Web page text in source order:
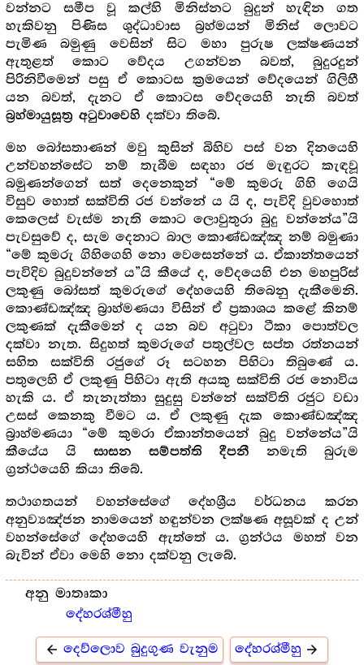
වන්නට සමීප වූ කල්හි මිනිස්නට බුදුන් හැඳින ගත
හැකිවනු පිණිස ශුද්ධාවාස බ්‍රහ්මයන් මිනිස් ලොවට
පැමිණ බමුණු වෙසින් සිට මහා පුරුෂ ලක්ෂණයන්
ඇතුළත් කොට වේදය උගන්වන බවත්, බුදුරදුන්
පිරිනිවීමෙන් පසු ඒ කොටස ක්‍රමයෙන් වේදයෙන් ගිලිහී
යන බවත්, දැනට ඒ කොටස වේදයෙහි නැති බවත්
බ්‍රහ්මායුසූත්‍ර අටුවාවෙහි දක්වා තිබේ.
මහ බෝසතාණන් මවු කුසින් බිහිව පස් වන දිනයෙහි
උන්වහන්සේට නම් තැබීම සඳහා රජ මැඳුරට කැඳවූ
බමුණන්ගෙන් සත් දෙනෙකුන් “මේ කුමරු ගිහි ගෙයි
විසුව හොත් සක්විති රජ වන්නේ ය යි ද, පැවිදි වුවහොත්
කෙලෙස් වැස්ම නැති කොට ලොවුතුරා බුදු වන්නේය”යි
පැවසුවේ ද, සැම දෙනාට බාල කොණ්ඩඤ්ඤ නම් බමුණා
“මේ කුමරු ගිහිගෙහි නො වෙසෙන්නේ ය. ඒකාන්තයෙන්
පැවිදිව බුදුවන්නේ ය”යි කීයේ ද, වේදයෙහි එන මහපුරිස්
ලකුණු බෝසත් කුමරුගේ දේහයෙහි තිබෙනු දැකීමෙනි.
කොණ්ඩඤ්ඤ බ්‍රාහ්මණයා විසින් ඒ ප්‍රකාශය කළේ කිනම්
ලකුණක් දැකීමෙන් ද යන බව අටුවා ටීකා පොත්වල
දක්වා නැත. සිදුහත් කුමරුගේ පතුල්වල සප්ත රත්නයන්
සහිත සක්විති රජුගේ රූ සටහන පිහිටා තිබුණේ ය.
පතුලෙහි ඒ ලකුණු පිහිටා ඇති අයකු සක්විති රජ නොවිය
හැකි ය. ඒ තැනැත්තා සුදුසු වන්නේ සක්විති රජුට වඩා
උසස් කෙනකු වීමට ය. ඒ ලකුණු දැක කොණ්ඩඤ්ඤ
බ්‍රාහ්මණයා “මේ කුමරා ඒකාන්තයෙන් බුදු වන්නේය”යි
කීයේය යි සාසන සම්පත්ති දීපනී නමැති බුරුම
ග්‍රන්ථයෙහි කියා තිබේ.
තථාගතයන් වහන්සේගේ දේහශ්‍රීය වර්ධනය කරන
අනුව්‍යඤ්ජන නාමයෙන් හඳුන්වන ලක්ෂණ අසූවක් ද උන්
වහන්සේගේ දේහයෙහි ඇත්තේ ය. ග්‍රන්ථය මහත් වන
බැවින් ඒවා මෙහි නො දක්වනු ලැබේ.
අනු මාතෘකා
දේහරශ්මීහු
arrow_back දෙව්ලොව බුදුගුණ වැනුම දේහරශ්මීහු arrow_forward